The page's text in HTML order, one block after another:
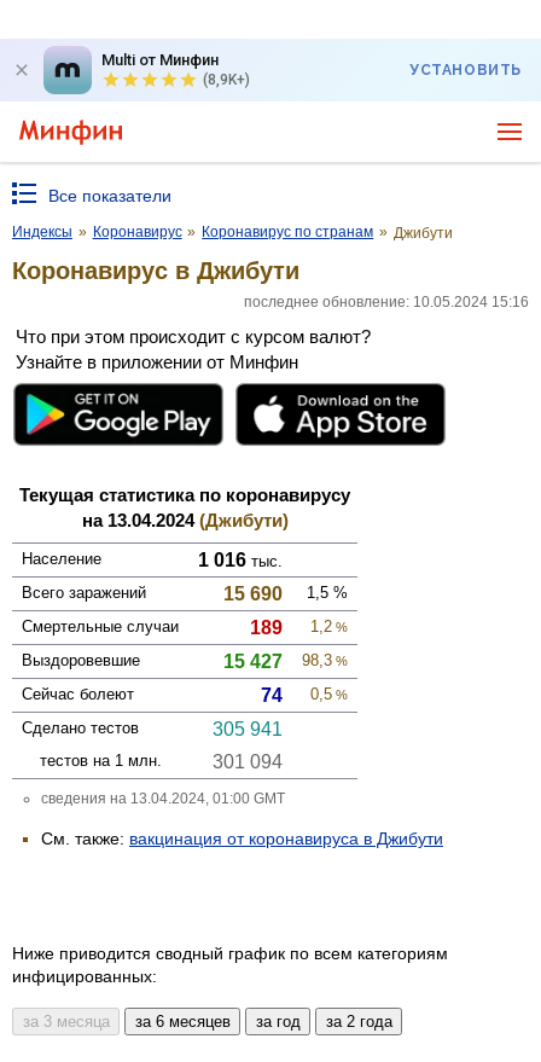
Multi от Минфин
(8,9K+)
УСТАНОВИТЬ
Все показатели
Индексы » Коронавирус » Коронавирус по странам » Джибути
Коронавирус в Джибути
последнее обновление: 10.05.2024 15:16
Что при этом происходит с курсом валют?
Узнайте в приложении от Минфин
Текущая статистика по коронавирусу
на 13.04.2024(Джибути)
Население 1 016 тыс.
Всего зара­жений
15 690 1,5 %
Смер­тельные случаи
189 1,2 %
Выздоро­вевшие 15 427 98,3 %
Сейчас болеют 74 0,5 %
Сделано тестов 305 941
тестов на 1 млн. 301 094
сведения на 13.04.2024, 01:00 GMT
См. также: вакцинация от коронавируса в Джибути
Ниже приводится сводный график по всем категориям
инфицированных: